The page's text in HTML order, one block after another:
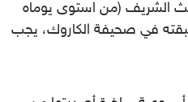
الشريف (من استوى يوماه
في صحيفة الكاروك، يجب